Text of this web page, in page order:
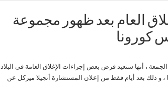
العام بعد ظهور مجموعة
كورونا
، أنها ستعيد فرض بعض إجراءات الإغلاق العامة في البلاد
و ذلك بعد أيام فقط من إعلان المستشارة أنجيلا ميركل عن